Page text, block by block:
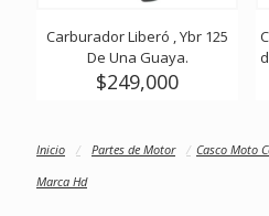
Carburador Liberó , Ybr 125
De Una Guaya.
$249,000
Inicio / Partes de Motor / Casco Moto
Marca Hd